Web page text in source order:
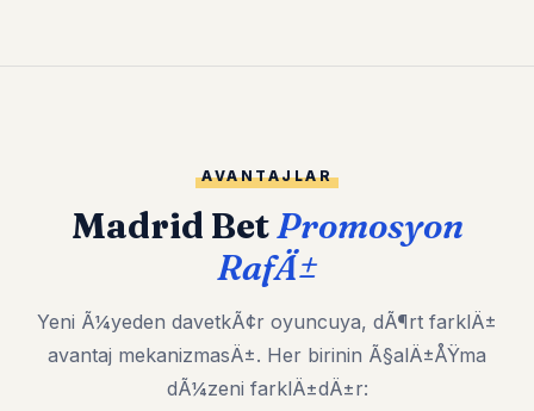
AVANTAJLAR
Madrid BetPromosyon
RafÄ±
Yeni Ã¼yeden davetkÃ¢r oyuncuya, dÃ¶rt farklÄ±
avantaj mekanizmasÄ±. Her birinin Ã§alÄ±ÅŸma
dÃ¼zeni farklÄ±dÄ±r: